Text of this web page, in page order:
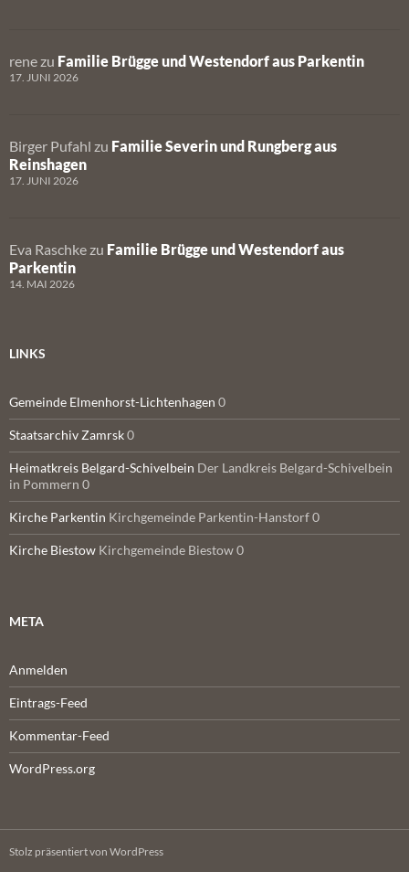
rene zu Familie Brügge und Westendorf aus Parkentin
17. JUNI 2026
Birger Pufahl zu Familie Severin und Rungberg aus
Reinshagen
17. JUNI 2026
Eva Raschke zu Familie Brügge und Westendorf aus
Parkentin
14. MAI 2026
LINKS
Gemeinde Elmenhorst-Lichtenhagen 0
Staatsarchiv Zamrsk0
Heimatkreis Belgard-Schivelbein Der Landkreis Belgard-Schivelbein
in Pommern 0
Kirche Parkentin Kirchgemeinde Parkentin-Hanstorf 0
Kirche Biestow Kirchgemeinde Biestow 0
META
Anmelden
Eintrags-Feed
Kommentar-Feed
WordPress.org
Stolz präsentiert von WordPress